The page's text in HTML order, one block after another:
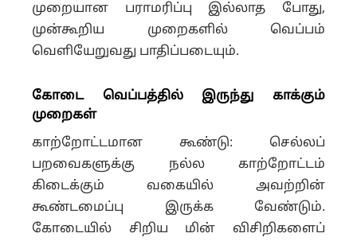
முறையான பராமரிப்பு இல்லாத போது,
முன்கூறிய முறைகளில் வெப்பம்
வெளியேறுவது பாதிப்படையும்.
கோடை வெப்பத்தில் இருந்து காக்கும்
முறைகள்
காற்றோட்டமான கூண்டு: செல்லப்
பறவைகளுக்கு நல்ல காற்றோட்டம்
கிடைக்கும் வகையில் அவற்றின்
கூண்டமைப்பு இருக்க வேண்டும்.
கோடையில் சிறிய மின் விசிறிகளைப்